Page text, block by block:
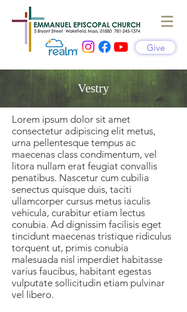
Give
Vestry
Lorem ipsum dolor sit amet
consectetur adipiscing elit metus,
urna pellentesque tempus ac
maecenas class condimentum, vel
litora nullam erat feugiat convallis
penatibus. Nascetur cum cubilia
senectus quisque duis, taciti
ullamcorper cursus metus iaculis
vehicula, curabitur etiam lectus
conubia. Ad dignissim facilisis eget
tincidunt maecenas tristique ridiculus
torquent ut, primis conubia
malesuada nisl imperdiet habitasse
varius faucibus, habitant egestas
vulputate sollicitudin etiam pulvinar
vel libero.